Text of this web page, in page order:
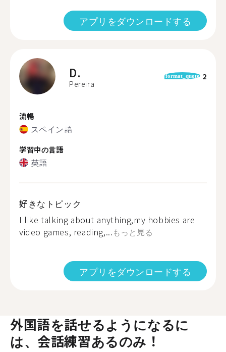
アプリをダウンロードする
D.
Pereira
format_quote 2
流暢
スペイン語
学習中の言語
英語
好きなトピック
I like talking about anything,my hobbies are
video games, reading,...もっと見る
アプリをダウンロードする
外国語を話せるようになるに
は、会話練習あるのみ！